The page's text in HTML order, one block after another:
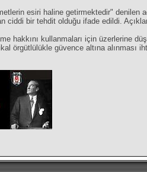
esiri haline getirmektedir"
ciddi bir tehdit olduğu ifade edildi.
hakkını kullanmaları için üzerlerine
örgütlülükle güvence altına alınması